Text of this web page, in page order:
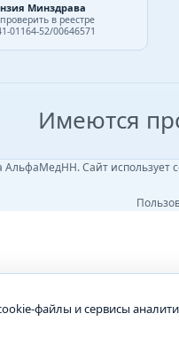
Минздрава
в реестре
01164-52/00646571
Имеются
АльфаМедНН. Сайт использует
файлы и сервисы